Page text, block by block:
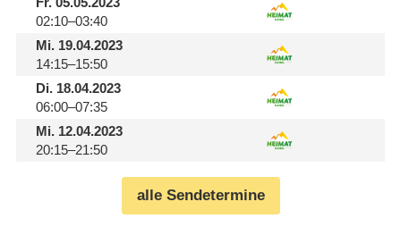
02:10–03:40
Mi.19.04.2023
14:15–15:50
Di.18.04.2023
06:00–07:35
Mi.12.04.2023
20:15–21:50
alle Sendetermine